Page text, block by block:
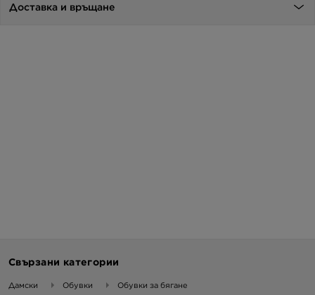
Доставка и връщане
Свързани категории
Дамски Обувки Обувки за бягане